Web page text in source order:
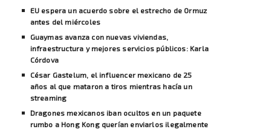
EU espera un acuerdo sobre el estrecho de Ormuz
antes del miércoles
Guaymas avanza con nuevas viviendas,
infraestructura y mejores servicios públicos: Karla
Córdova
César Gastelum, el influencer mexicano de 25
años al que mataron a tiros mientras hacía un
streaming
Dragones mexicanos iban ocultos en un paquete
rumbo a Hong Kong querían enviarlos ilegalmente